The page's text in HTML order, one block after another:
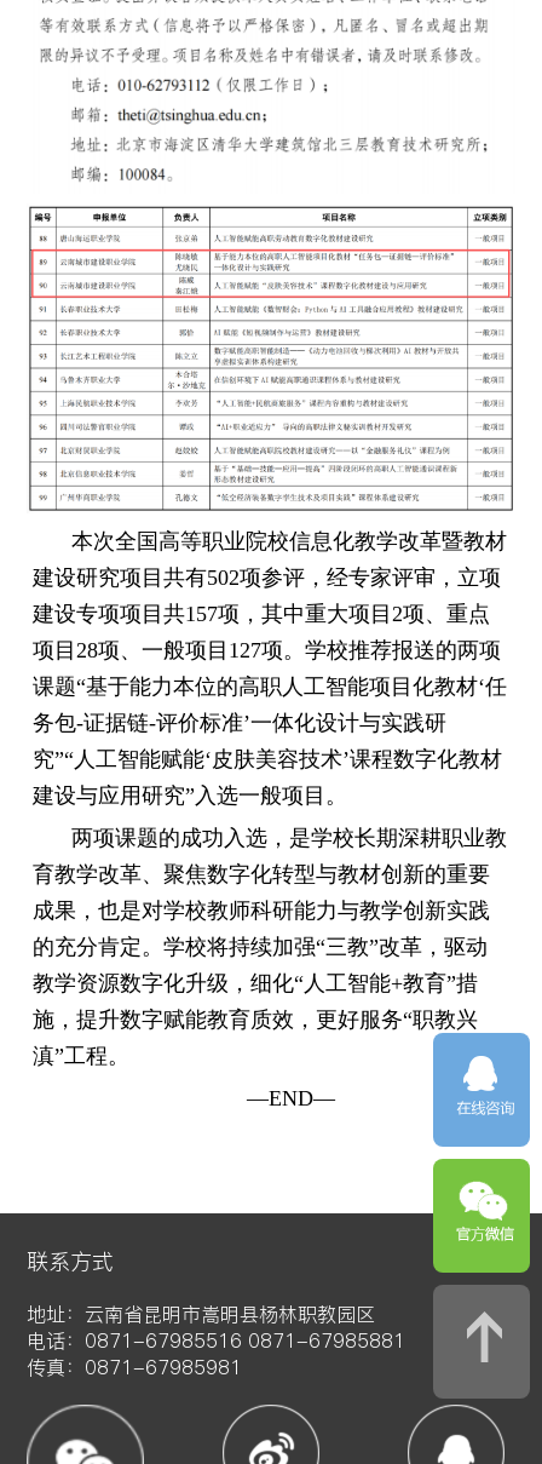
本次全国高等职业院校信息化教学改革暨教材
建设研究项目共有502项参评，经专家评审，立项
建设专项项目共157项，其中重大项目2项、重点
项目28项、一般项目127项。学校推荐报送的两项
课题“基于能力本位的高职人工智能项目化教材‘任
务包-证据链-评价标准’一体化设计与实践研
究”“人工智能赋能‘皮肤美容技术’课程数字化教材
建设与应用研究”入选一般项目。
两项课题的成功入选，是学校长期深耕职业教
育教学改革、聚焦数字化转型与教材创新的重要
成果，也是对学校教师科研能力与教学创新实践
的充分肯定。学校将持续加强“三教”改革，驱动
教学资源数字化升级，细化“人工智能+教育”措
施，提升数字赋能教育质效，更好服务“职教兴
滇”工程。
—END—
联系方式
地址：云南省昆明市嵩明县杨林职教园区
电话：0871-67985516 0871-67985881
传真：0871-67985981